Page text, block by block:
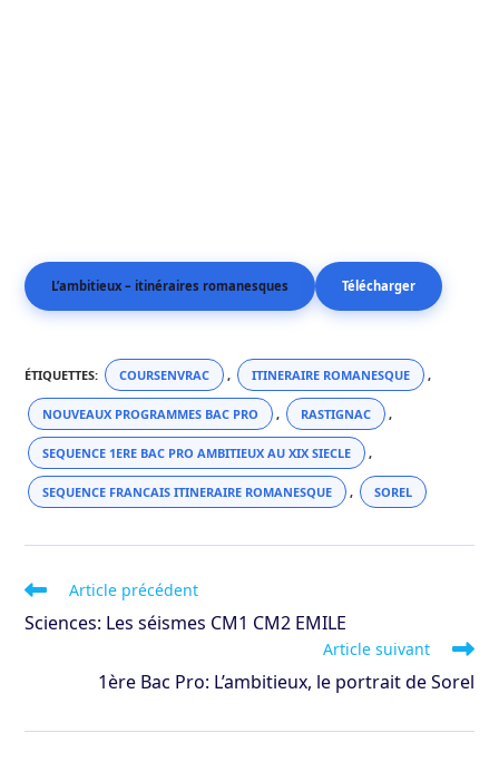
L’ambitieux – itinéraires romanesques Télécharger
ÉTIQUETTES: COURSENVRAC , ITINERAIRE ROMANESQUE ,
NOUVEAUX PROGRAMMES BAC PRO , RASTIGNAC ,
SEQUENCE 1ERE BAC PRO AMBITIEUX AU XIX SIECLE ,
SEQUENCE FRANCAIS ITINERAIRE ROMANESQUE , SOREL
Read
articles
Article précédent
Sciences: Les séismes CM1 CM2 EMILE
Article suivant
1ère Bac Pro: L’ambitieux, le portrait de Sorel